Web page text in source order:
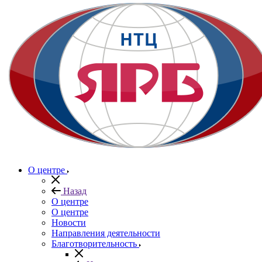
О центре
Назад
О центре
О центре
Новости
Направления деятельности
Благотворительность